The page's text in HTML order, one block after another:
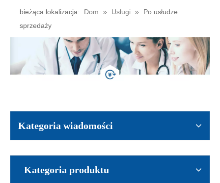
bieżąca lokalizacja: Dom » Usługi »
Po usłudze
sprzedaży
Kategoria wiadomości
Kategoria produktu